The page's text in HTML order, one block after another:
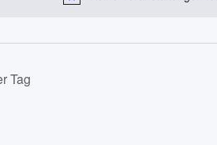
Tag